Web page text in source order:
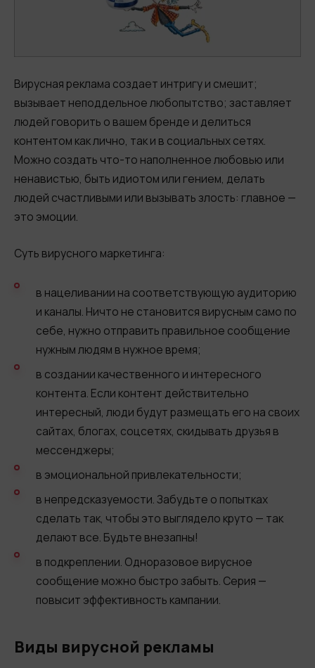
Вирусная реклама создает интригу и смешит;
вызывает неподдельное любопытство; заставляет
людей говорить о вашем бренде и делиться
контентом как лично, так и в социальных сетях.
Можно создать что-то наполненное любовью или
ненавистью, быть идиотом или гением, делать
людей счастливыми или вызывать злость: главное —
это эмоции.
Суть вирусного маркетинга:
в нацеливании на соответствующую аудиторию
и каналы. Ничто не становится вирусным само по
себе, нужно отправить правильное сообщение
нужным людям в нужное время;
в создании качественного и интересного
контента. Если контент действительно
интересный, люди будут размещать его на своих
сайтах, блогах, соцсетях, скидывать друзья в
мессенджеры;
в ​эмоциональной привлекательности;
в непредсказуемости. Забудьте о попытках
сделать так, чтобы это выглядело круто — так
делают все. Будьте внезапны!
в подкреплении. Одноразовое вирусное
сообщение можно быстро забыть. Серия —
повысит эффективность кампании.
Виды вирусной рекламы